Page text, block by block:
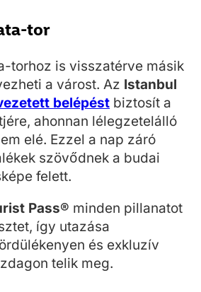
tor
torhoz is visszatérve másik
a várost. Az Istanbul
belépést biztosít a
ahonnan lélegzetelálló
elé. Ezzel a nap záró
szövődnek a budai
felett.
Pass® minden pillanatot
így utazása
és exkluzív
telik meg.